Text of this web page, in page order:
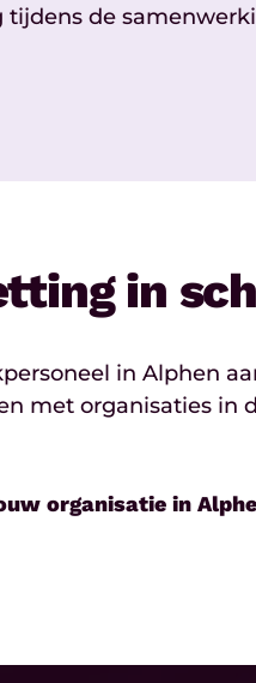
de
in
in Alphen
met organisaties in
organisatie in